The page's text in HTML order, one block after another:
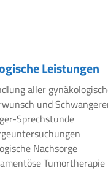
Leistungen
aller
und
Sprechstunde
Nachsorge
Tumortherapie